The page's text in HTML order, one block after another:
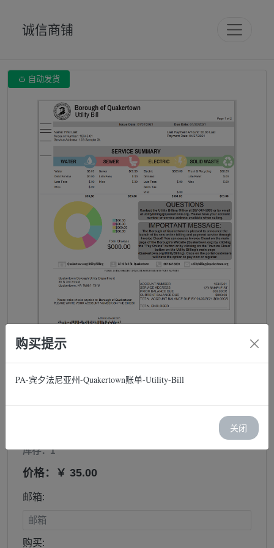
诚信商铺
 自动发货
PA-宾夕法尼亚州-Quakertown账
库存：1
价格：￥ 35.00
邮箱:
购买:
购买提示
PA-宾夕法尼亚州-Quakertown账单-Utility-Bill
关闭